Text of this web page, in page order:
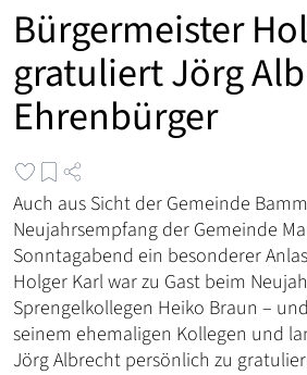
Bürgermeister
gratuliert Jörg
Ehrenbürger
Auch aus Sicht der Gemeinde
Neujahrsempfang der Gemeinde
Sonntagabend ein besonderer
Holger Karl war zu Gast beim
Sprengelkollegen Heiko Braun –
seinem ehemaligen Kollegen und
Jörg Albrecht persönlich zu